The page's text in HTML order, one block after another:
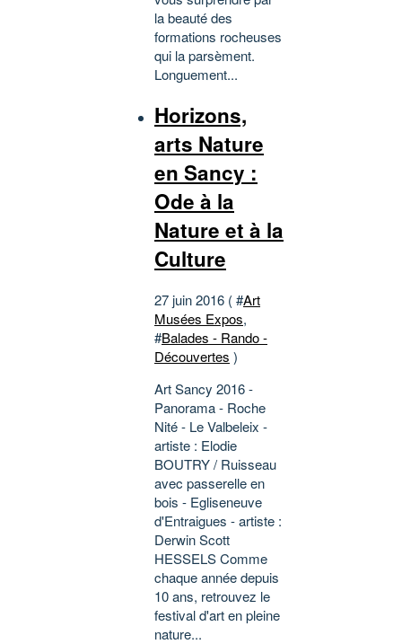
la beauté des
formations rocheuses
qui la parsèment.
Longuement...
Horizons,
arts Nature
en Sancy :
Ode à la
Nature et à la
Culture
27 juin 2016 ( #Art
Musées Expos,
#Balades - Rando -
Découvertes )
Art Sancy 2016 -
Panorama - Roche
Nité - Le Valbeleix -
artiste : Elodie
BOUTRY / Ruisseau
avec passerelle en
bois - Egliseneuve
d'Entraigues - artiste :
Derwin Scott
HESSELS Comme
chaque année depuis
10 ans, retrouvez le
festival d'art en pleine
nature...